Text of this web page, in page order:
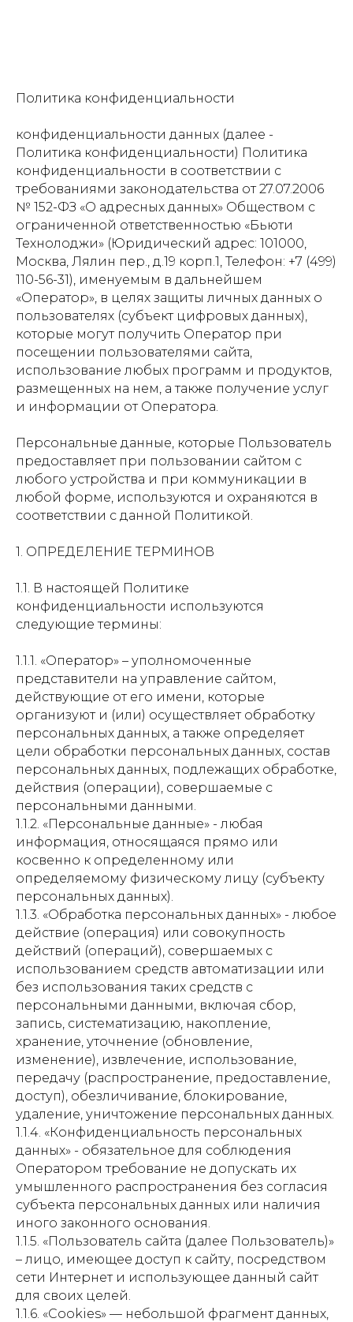
Политика конфиденциальности
конфиденциальности данных (далее -
Политика конфиденциальности) Политика
конфиденциальности в соответствии с
требованиями законодательства от 27.07.2006
№ 152-ФЗ «О адресных данных» Обществом с
ограниченной ответственностью «Бьюти
Технолоджи» (Юридический адрес: 101000,
Москва, Лялин пер., д.19 корп.1, Телефон: +7 (499)
110-56-31), именуемым в дальнейшем
«Оператор», в целях защиты личных данных о
пользователях (субъект цифровых данных),
которые могут получить Оператор при
посещении пользователями сайта,
использование любых программ и продуктов,
размещенных на нем, а также получение услуг
и информации от Оператора.
Персональные данные, которые Пользователь
предоставляет при пользовании сайтом с
любого устройства и при коммуникации в
любой форме, используются и охраняются в
соответствии с данной Политикой.
1. ОПРЕДЕЛЕНИЕ ТЕРМИНОВ
1.1. В настоящей Политике
конфиденциальности используются
следующие термины:
1.1.1. «Оператор» – уполномоченные
представители на управление сайтом,
действующие от его имени, которые
организуют и (или) осуществляет обработку
персональных данных, а также определяет
цели обработки персональных данных, состав
персональных данных, подлежащих обработке,
действия (операции), совершаемые с
персональными данными.
1.1.2. «Персональные данные» - любая
информация, относящаяся прямо или
косвенно к определенному или
определяемому физическому лицу (субъекту
персональных данных).
1.1.3. «Обработка персональных данных» - любое
действие (операция) или совокупность
действий (операций), совершаемых с
использованием средств автоматизации или
без использования таких средств с
персональными данными, включая сбор,
запись, систематизацию, накопление,
хранение, уточнение (обновление,
изменение), извлечение, использование,
передачу (распространение, предоставление,
доступ), обезличивание, блокирование,
удаление, уничтожение персональных данных.
1.1.4. «Конфиденциальность персональных
данных» - обязательное для соблюдения
Оператором требование не допускать их
умышленного распространения без согласия
субъекта персональных данных или наличия
иного законного основания.
1.1.5. «Пользователь сайта (далее Пользователь)»
– лицо, имеющее доступ к сайту, посредством
сети Интернет и использующее данный сайт
для своих целей.
1.1.6. «Cookies» — небольшой фрагмент данных,